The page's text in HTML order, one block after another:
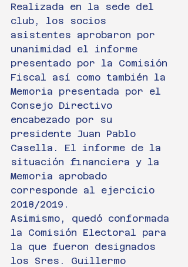
Realizada en la sede del
club, los socios
asistentes aprobaron por
unanimidad el informe
presentado por la Comisión
Fiscal así como también la
Memoria presentada por el
Consejo Directivo
encabezado por su
presidente Juan Pablo
Casella. El informe de la
situación financiera y la
Memoria aprobado
corresponde al ejercicio
2018/2019.
Asimismo, quedó conformada
la Comisión Electoral para
la que fueron designados
los Sres. Guillermo